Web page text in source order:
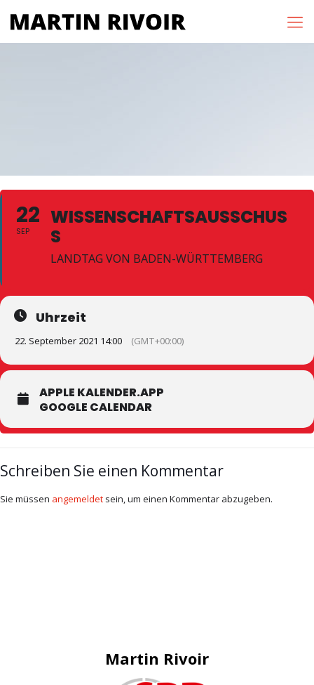
22
SEP
WISSENSCHAFTSAUSSCHUS
S
LANDTAG VON BADEN-WÜRTTEMBERG
Uhrzeit
22. September 2021 14:00 (GMT+00:00)
APPLE KALENDER.APP
GOOGLE CALENDAR
Schreiben Sie einen Kommentar
Sie müssen angemeldet sein, um einen Kommentar abzugeben.
Martin Rivoir